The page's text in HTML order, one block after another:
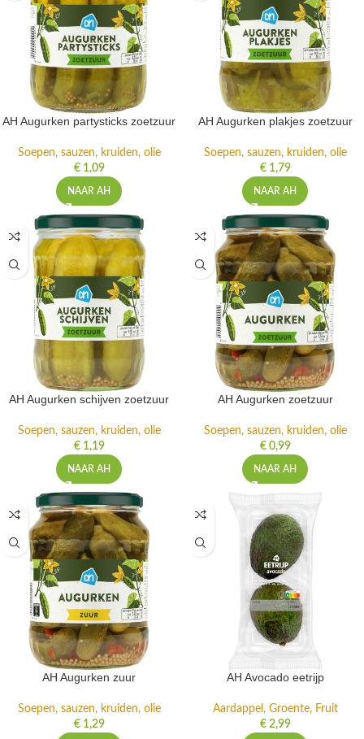
AH Augurken partysticks zoetzuur
Soepen, sauzen, kruiden, olie
€1,09
NAAR AH
AH Augurken plakjes zoetzuur
Soepen, sauzen, kruiden, olie
€1,79
NAAR AH
AH Augurken schijven zoetzuur
Soepen, sauzen, kruiden, olie
€1,19
NAAR AH
AH Augurken zoetzuur
Soepen, sauzen, kruiden, olie
€0,99
NAAR AH
AH Augurken zuur
Soepen, sauzen, kruiden, olie
€1,29
AH Avocado eetrijp
Aardappel, Groente, Fruit
€2,99